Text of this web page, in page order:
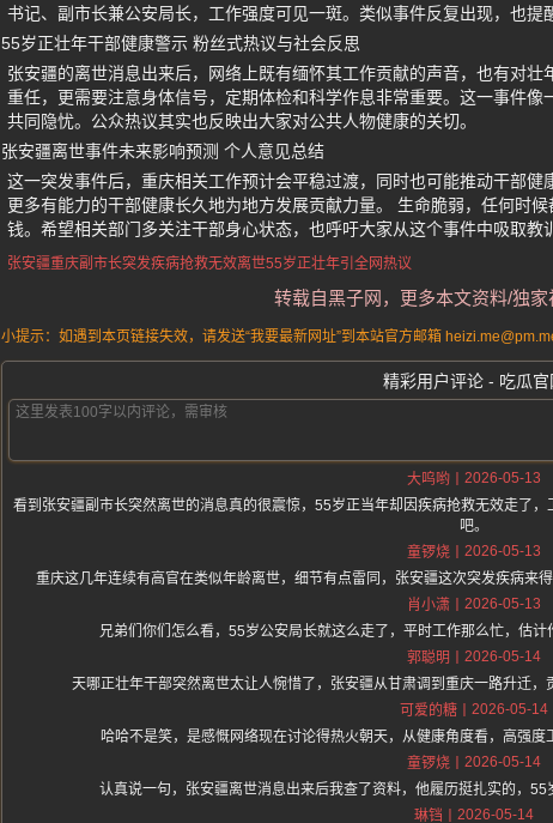
书记、副市长兼公安局长，工作强度可见一斑。类似事件反复出现，也提
55岁正壮年干部健康警示 粉丝式热议与社会反思
张安疆的离世消息出来后，网络上既有缅怀其工作贡献的声音，也有对
重任，更需要注意身体信号，定期体检和科学作息非常重要。这一事件
共同隐忧。公众热议其实也反映出大家对公共人物健康的关切。
张安疆离世事件未来影响预测 个人意见总结
这一突发事件后，重庆相关工作预计会平稳过渡，同时也可能推动干部
更多有能力的干部健康长久地为地方发展贡献力量。 生命脆弱，任何时
钱。希望相关部门多关注干部身心状态，也呼吁大家从这个事件中吸取教
张安疆重庆副市长突发疾病抢救无效离世55岁正壮年引全网热议
转载自黑子网，更多本文资料/独
小提示：如遇到本页链接失效，请发送“我要最新网址”到本站官方邮箱
精彩用户评论 - 吃瓜官
大呜哟
2026-05-13
看到张安疆副市长突然离世的消息真的很震惊，55岁正当年却因疾病抢救无效走了
吧。
童锣烧
2026-05-13
重庆这几年连续有高官在类似年龄离世，细节有点雷同，张安疆这次突发疾病来
肖小潇
2026-05-13
兄弟们你们怎么看，55岁公安局长就这么走了，平时工作那么忙，估计
郭聪明
2026-05-14
天哪正壮年干部突然离世太让人惋惜了，张安疆从甘肃调到重庆一路升迁，
可爱的糖
2026-05-14
哈哈不是笑，是感慨网络现在讨论得热火朝天，从健康角度看，高强度
童锣烧
2026-05-14
认真说一句，张安疆离世消息出来后我查了资料，他履历挺扎实的，55
琳铛
2026-05-14